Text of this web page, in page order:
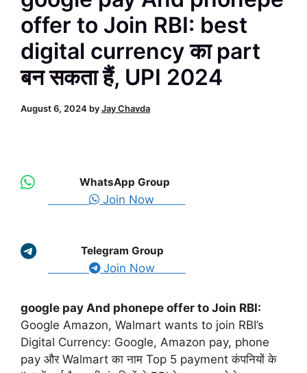
offer to Join RBI: best
digital currency का part
बन सकता हैं, UPI 2024
August 6, 2024 byJay Chavda
WhatsApp Group
Join Now
Telegram Group
Join Now
google pay And phonepe offer to Join RBI:
Google Amazon, Walmart wants to join RBI’s
Digital Currency: Google, Amazon pay, phone
pay और Walmart का नाम Top 5 payment कंपनियों के